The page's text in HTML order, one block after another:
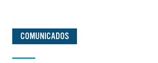
COMUNICADOS